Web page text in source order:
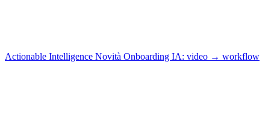
Actionable Intelligence Novità Onboarding IA: video → workflow